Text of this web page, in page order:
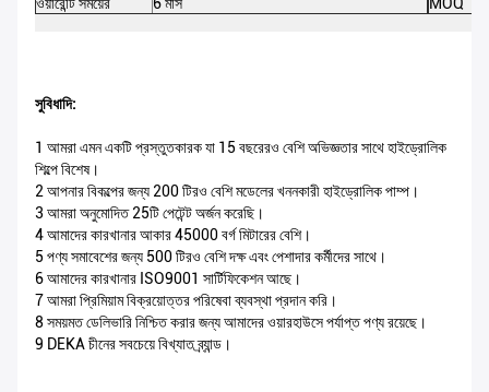
ওয়ারেন্টি সময়ের
6 মাস
MOQ
সুবিধাদি:
1 আমরা এমন একটি প্রস্তুতকারক যা 15 বছরেরও বেশি অভিজ্ঞতার সাথে হাইড্রোলিক
শিল্পে বিশেষ।
2 আপনার বিকল্পের জন্য 200 টিরও বেশি মডেলের খননকারী হাইড্রোলিক পাম্প।
3 আমরা অনুমোদিত 25টি পেটেন্ট অর্জন করেছি।
4 আমাদের কারখানার আকার 45000 বর্গ মিটারের বেশি।
5 পণ্য সমাবেশের জন্য 500 টিরও বেশি দক্ষ এবং পেশাদার কর্মীদের সাথে।
6 আমাদের কারখানার ISO9001 সার্টিফিকেশন আছে।
7 আমরা প্রিমিয়াম বিক্রয়োত্তর পরিষেবা ব্যবস্থা প্রদান করি।
8 সময়মত ডেলিভারি নিশ্চিত করার জন্য আমাদের ওয়ারহাউসে পর্যাপ্ত পণ্য রয়েছে।
9 DEKA চীনের সবচেয়ে বিখ্যাত ব্র্যান্ড।